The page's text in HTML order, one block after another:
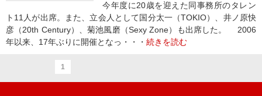
今年度に20歳を迎えた同事務所のタレン
ト11人が出席。また、立会人として国分太一（TOKIO）、井ノ原快
彦（20th Century）、菊池風磨（Sexy Zone）も出席した。 2006
年以来、17年ぶりに開催となっ・・・ 続きを読む
1